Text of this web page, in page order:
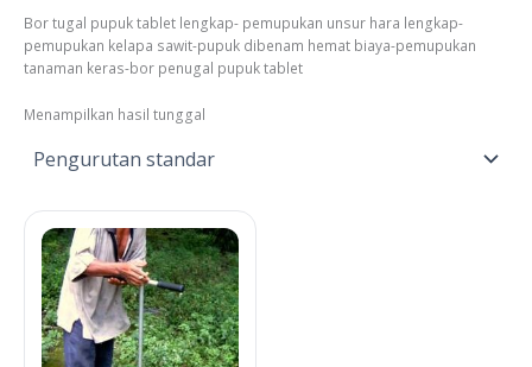
Bor tugal pupuk tablet lengkap- pemupukan unsur hara lengkap-
pemupukan kelapa sawit-pupuk dibenam hemat biaya-pemupukan
tanaman keras-bor penugal pupuk tablet
Menampilkan hasil tunggal